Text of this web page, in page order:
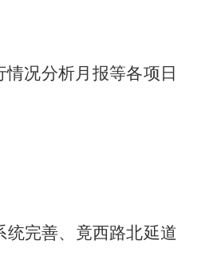
况分析月报等各项日
完善、竟西路北延道